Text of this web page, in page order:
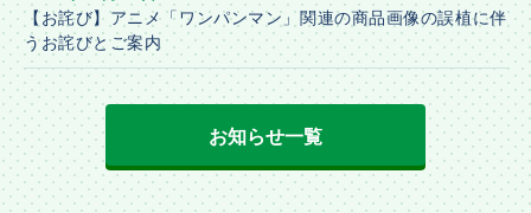
【お詫び】アニメ「ワンパンマン」関連の商品画像の誤植に伴
うお詫びとご案内
お知らせ一覧